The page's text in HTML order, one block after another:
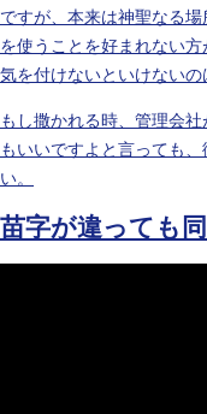
ですが、本来は神聖なる
を使うことを好まれない
気を付けないといけないの
もし撒かれる時、管理会
もいいですよと言っても
い。
苗字が違っても